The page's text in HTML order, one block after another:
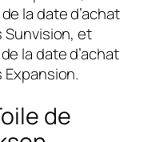
la date d’achat
et
la date d’achat
de